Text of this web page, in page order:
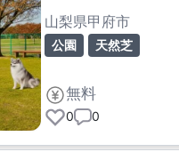
山梨県甲府市
公園 天然芝
無料
0 0